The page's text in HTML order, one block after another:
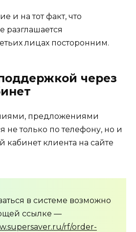
и на тот факт, что
разглашается
лицах посторонним.
через
предложениями
не только по телефону, но и
кабинет клиента на сайте
в системе возможно
ссылке —
rf/order-